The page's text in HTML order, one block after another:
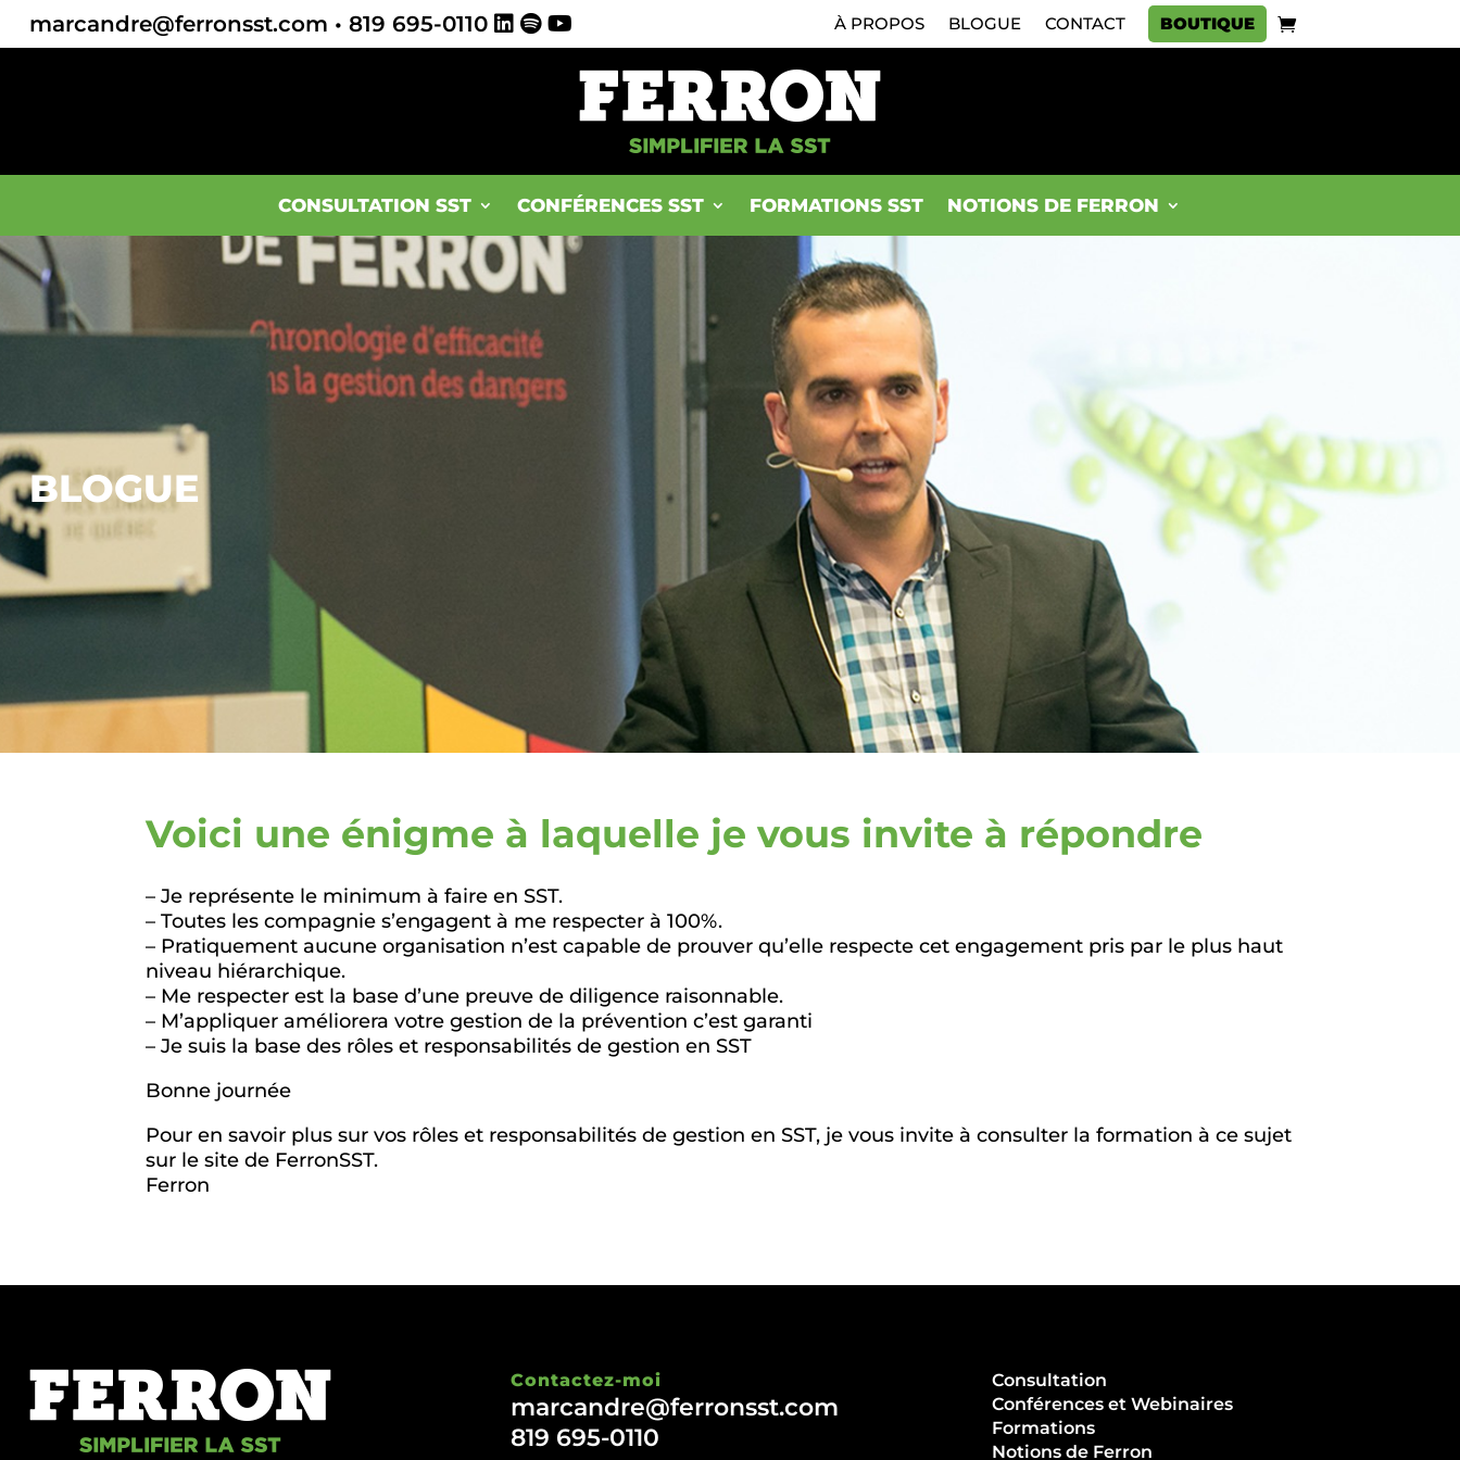
marcandre@ferronsst.com • 819 695-0110 À PROPOS BLOGUE CONTACT BOUTIQUE
CONSULTATION SST CONFÉRENCES SST FORMATIONS SST NOTIONS DE FERRON
BLOGUE
Voici une énigme à laquelle je vous invite à répondre
– Je représente le minimum à faire en SST.
– Toutes les compagnie s’engagent à me respecter à 100%.
– Pratiquement aucune organisation n’est capable de prouver qu’elle respecte cet engagement pris par le plus haut
niveau hiérarchique.
– Me respecter est la base d’une preuve de diligence raisonnable.
– M’appliquer améliorera votre gestion de la prévention c’est garanti
– Je suis la base des rôles et responsabilités de gestion en SST
Bonne journée
Pour en savoir plus sur vos rôles et responsabilités de gestion en SST, je vous invite à consulter la formation à ce sujet
sur le site de FerronSST.
Ferron
Contactez-moi
marcandre@ferronsst.com
819 695-0110
Consultation
Conférences et Webinaires
Formations
Notions de Ferron